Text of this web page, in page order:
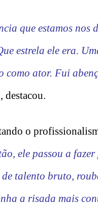
que estamos nos
estrela ele era.
como ator. Fui
, destacou.
o
ele passou a
talento bruto,
a risada mais